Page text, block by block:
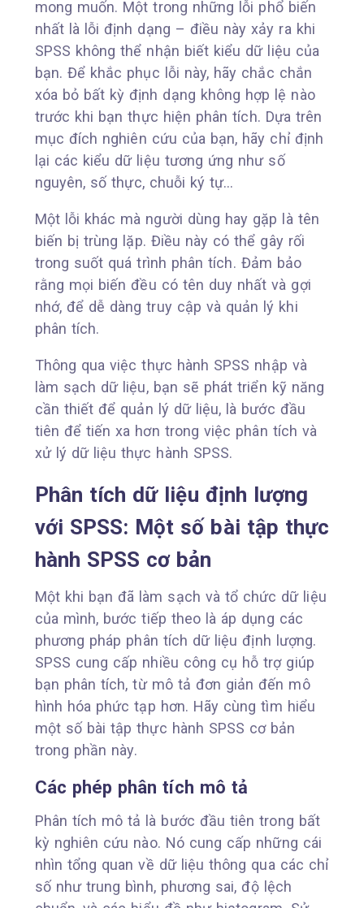
mong muốn. Một trong những lỗi phổ biến
nhất là lỗi định dạng – điều này xảy ra khi
SPSS không thể nhận biết kiểu dữ liệu của
bạn. Để khắc phục lỗi này, hãy chắc chắn
xóa bỏ bất kỳ định dạng không hợp lệ nào
trước khi bạn thực hiện phân tích. Dựa trên
mục đích nghiên cứu của bạn, hãy chỉ định
lại các kiểu dữ liệu tương ứng như số
nguyên, số thực, chuỗi ký tự…
Một lỗi khác mà người dùng hay gặp là tên
biến bị trùng lặp. Điều này có thể gây rối
trong suốt quá trình phân tích. Đảm bảo
rằng mọi biến đều có tên duy nhất và gợi
nhớ, để dễ dàng truy cập và quản lý khi
phân tích.
Thông qua việc thực hành SPSS nhập và
làm sạch dữ liệu, bạn sẽ phát triển kỹ năng
cần thiết để quản lý dữ liệu, là bước đầu
tiên để tiến xa hơn trong việc phân tích và
xử lý dữ liệu thực hành SPSS.
Phân tích dữ liệu định lượng
với SPSS: Một số bài tập thực
hành SPSS cơ bản
Một khi bạn đã làm sạch và tổ chức dữ liệu
của mình, bước tiếp theo là áp dụng các
phương pháp phân tích dữ liệu định lượng.
SPSS cung cấp nhiều công cụ hỗ trợ giúp
bạn phân tích, từ mô tả đơn giản đến mô
hình hóa phức tạp hơn. Hãy cùng tìm hiểu
một số bài tập thực hành SPSS cơ bản
trong phần này.
Các phép phân tích mô tả
Phân tích mô tả là bước đầu tiên trong bất
kỳ nghiên cứu nào. Nó cung cấp những cái
nhìn tổng quan về dữ liệu thông qua các chỉ
số như trung bình, phương sai, độ lệch